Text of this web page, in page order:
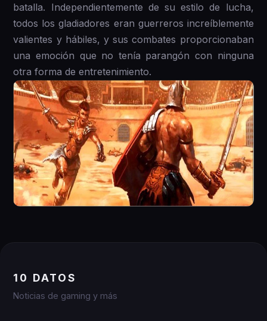
batalla. Independientemente de su estilo de lucha,
todos los gladiadores eran guerreros increíblemente
valientes y hábiles, y sus combates proporcionaban
una emoción que no tenía parangón con ninguna
otra forma de entretenimiento.
10 DATOS
Noticias de gaming y más